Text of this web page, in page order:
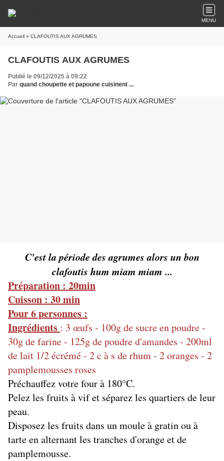
MENU
Accueil » CLAFOUTIS AUX AGRUMES
CLAFOUTIS AUX AGRUMES
Publié le 09/12/2025 à 09:22
Par quand choupette et papoune cuisinent ...
C'est la période des agrumes alors un bon
clafoutis hum miam miam ...
Préparation : 20min
Cuisson : 30 min
Pour 6 personnes :
Ingrédients : 3 œufs - 100g de sucre en poudre -
30g de farine - 125g de poudre d'amandes - 200ml
de lait 1/2 écrémé - 2 c à s de rhum - 2 oranges - 2
pamplemousses roses
Préchauffez votre four à 180°C.
Pelez les fruits à vif et séparez les quartiers de leur
peau.
Disposez les fruits dans un moule à gratin ou à
tarte en alternant les tranches d'orange et de
pamplemousse.